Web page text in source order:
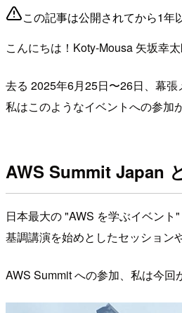
この記事は公開されてから1年
こんにちは！Koty-Mousa 矢坂幸太
去る 2025年6月25日〜26日、幕
私はこのようなイベントへの参加
AWS Summit Japan
日本最大の "AWS を学ぶイベント
基調講演を始めとしたセッション
AWS Summit への参加、私は今回